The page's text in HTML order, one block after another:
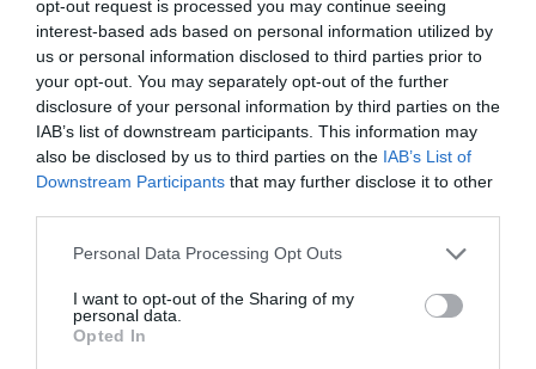
opt-out request is processed you may continue seeing
interest-based ads based on personal information utilized by
us or personal information disclosed to third parties prior to
your opt-out. You may separately opt-out of the further
disclosure of your personal information by third parties on the
IAB’s list of downstream participants. This information may
also be disclosed by us to third parties on the IAB’s List of
Downstream Participants that may further disclose it to other
Personal Data Processing Opt Outs
I want to opt-out of the Sharing of my
personal data.
Opted In
Από 13 ευρώ
Προπώληση:
viva.gr
Ακολουθήστε το Culturenow.gr στοGoogle Newsκαι
μάθετε πρώτοι όλες τις ειδήσεις
Δείτε όλα τατελευταία νέαγια την Τέχνη και τον
Πολιτισμό στοCulturenow.gr
Νέοι Διαγωνισμοί